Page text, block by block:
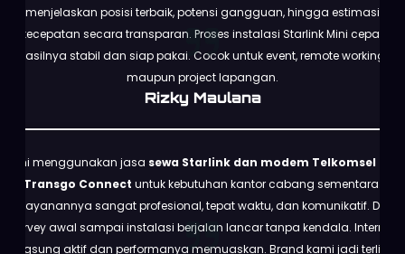
menjelaskan posisi terbaik, potensi gangguan, hingga estimasi
kecepatan secara transparan. Proses instalasi Starlink Mini cepat,
hasilnya stabil dan siap pakai. Cocok untuk event, remote working,
maupun project lapangan.
Rizky Maulana
Kami menggunakan jasa sewa Starlink dan modem Telkomsel dari
Transgo Connect untuk kebutuhan kantor cabang sementara.
Pelayanannya sangat profesional, tepat waktu, dan komunikatif. Dari
survey awal sampai instalasi berjalan lancar tanpa kendala. Internet
langsung aktif dan performanya memuaskan. Brand kami jadi terlihat